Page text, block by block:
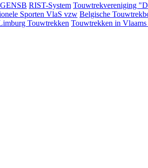
RIST-System Touwtrekvereniging
Sporten VlaS vzw Belgische
Touwtrekken Touwtrekken in Vlaams